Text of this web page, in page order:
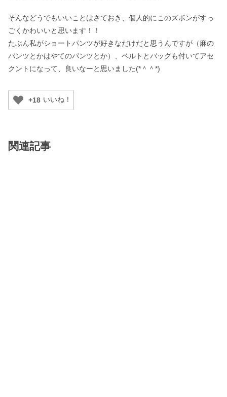
そんなどうでもいいことはさておき、個人的にこのズボンがすっ
ごくかわいいと思います！！
たぶん私がショートパンツが好きなだけだと思うんですが（麻の
パンツとかはやてのパンツとか）、ベルトとバッグも付いてアセ
クントになって、良いなーと思いました(*＾＾*)
+18
関連記事